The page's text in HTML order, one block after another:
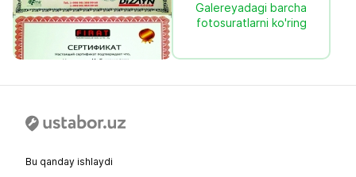
Galereyadagi barcha
fotosuratlarni ko'ring
Bu qanday ishlaydi